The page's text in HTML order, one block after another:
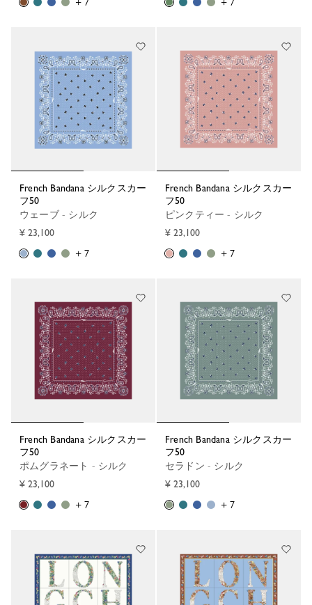
French Bandana シルクスカー
フ50
ウェーブ - シルク
¥ 23,100
+ 7
French Bandana シルクスカー
フ50
ピンクティー - シルク
¥ 23,100
+ 7
French Bandana シルクスカー
フ50
ポムグラネート - シルク
¥ 23,100
+ 7
French Bandana シルクスカー
フ50
セラドン - シルク
¥ 23,100
+ 7